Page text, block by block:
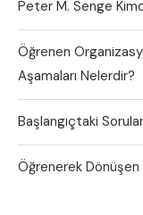
Peter M. Senge
Öğrenen
Aşamaları Nelerdir?
Başlangıçtaki
Öğrenerek